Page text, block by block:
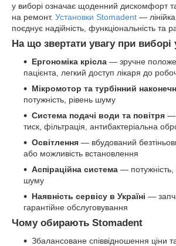
у виборі означає щоденний дискомфорт
на ремонт. Установки Stomadent —
поєднує надійність, функціональність та
На що звертати увагу при виборі
Ергономіка крісла — зручне
пацієнта, легкий доступ лікаря до
Мікромотор та турбінний
потужність, рівень шуму
Система подачі води та повітря —
тиск, фільтрація, антибактеріальна
Освітлення — вбудований
або можливість встановлення
Аспіраційна система — потужність,
шуму
Наявність сервісу в Україні —
гарантійне обслуговування
Чому обирають Stomadent
Збалансоване співвідношення ціни